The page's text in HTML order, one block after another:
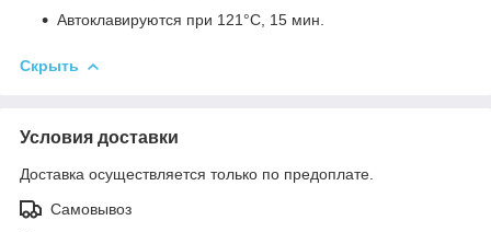
Автоклавируются при 121°С, 15 мин.
Скрыть
Условия доставки
Доставка осуществляется только по предоплате.
Самовывоз